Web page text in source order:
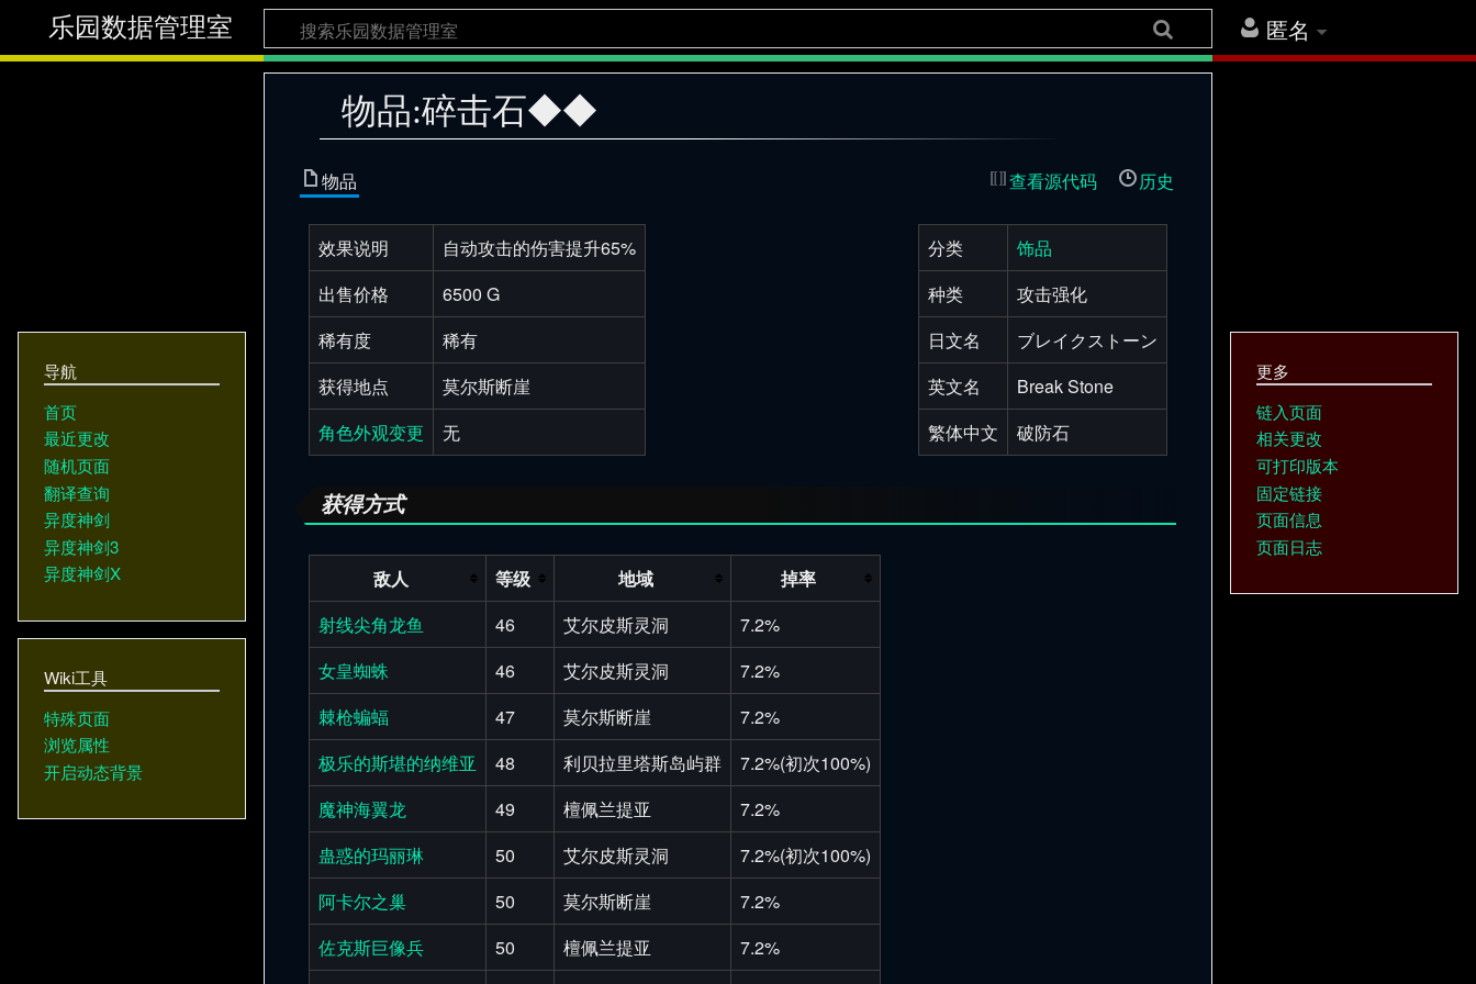
匿名
乐园数据管理室
物品:碎击石◆◆
物品 查看源代码 历史
效果说明
自动攻击的伤害提升65%
出售价格
6500 G
稀有度
稀有
获得地点
莫尔斯断崖
角色外观变更
无
分类
饰品
种类
攻击强化
日文名
ブレイクストーン
英文名
Break Stone
繁体中文
破防石
获得方式
敌人 等级 地域
掉率
射线尖角龙鱼
46 艾尔皮斯灵洞
7.2%
女皇蜘蛛
46 艾尔皮斯灵洞
7.2%
棘枪蝙蝠
47 莫尔斯断崖
7.2%
极乐的斯堪的纳维亚
48 利贝拉里塔斯岛屿群
7.2%(初次100%)
魔神海翼龙
49 檀佩兰提亚
7.2%
蛊惑的玛丽琳
50 艾尔皮斯灵洞
7.2%(初次100%)
阿卡尔之巢
50 莫尔斯断崖
7.2%
佐克斯巨像兵
50 檀佩兰提亚
7.2%
导航
首页
最近更改
随机页面
翻译查询
异度神剑
异度神剑3
异度神剑X
Wiki工具
特殊页面
浏览属性
开启动态背景
更多
链入页面
相关更改
可打印版本
固定链接
页面信息
页面日志